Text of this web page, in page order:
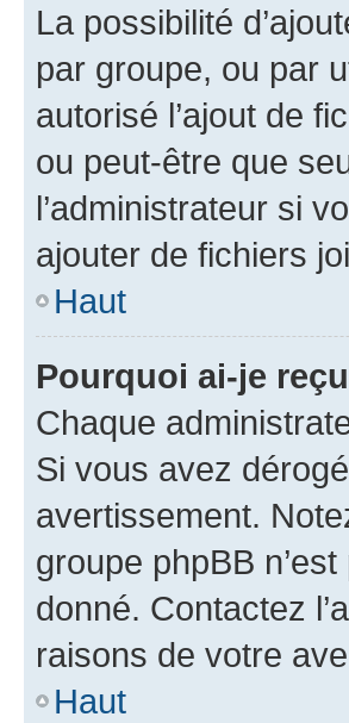
La possibilité
par groupe, ou par
autorisé l’ajout de
ou peut-être que
l’administrateur si
ajouter de fichiers
Haut
Pourquoi ai-je
Chaque
Si vous avez
avertissement.
groupe phpBB
donné. Contactez
raisons de votre
Haut